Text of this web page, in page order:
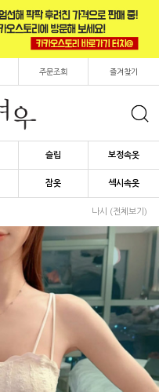
주문조회 즐겨찾기
슬립 보정속옷
잠옷 섹시속옷
나시 (전체보기)